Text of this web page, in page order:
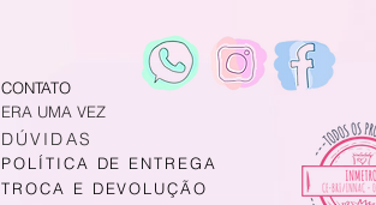
CONTATO
ERA UMA VEZ
DÚVIDAS
POLÍTICA DE ENTREGA
TROCA E DEVOLUÇÃO